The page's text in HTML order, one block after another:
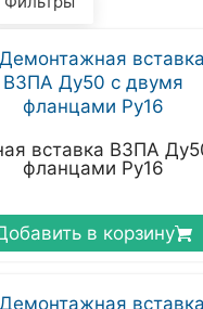
вставка ВЗПА
фланцами Ру16
в корзину